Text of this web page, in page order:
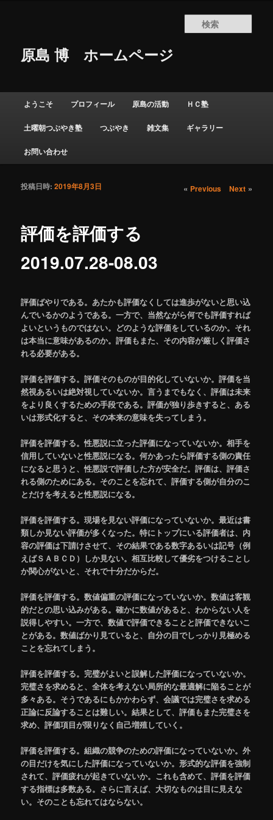
原島 博ホームページ
索
メインメニュー
メインコンテンツへ移動
サブコンテンツへ移動
ようこそ プロフィール 原島の活動 ＨＣ塾
土曜朝つぶやき塾 つぶやき 雑文集 ギャラリー
お問い合わせ
投稿ナビゲーショ
« Previous Next»
評価を評価する
2019.07.28-08.03
投稿日時:2019年8月3日
評価ばやりである。あたかも評価なくしては進歩がないと思い込
んでいるかのようである。一方で、当然ながら何でも評価すれば
よいというものではない。どのような評価をしているのか。それ
は本当に意味があるのか。評価もまた、その内容が厳しく評価さ
れる必要がある。
評価を評価する。評価そのものが目的化していないか。評価を当
然視あるいは絶対視していないか。言うまでもなく、評価は未来
をより良くするための手段である。評価が独り歩きすると、ある
いは形式化すると、その本来の意味を失ってしまう。
評価を評価する。性悪説に立った評価になっていないか。相手を
信用していないと性悪説になる。何かあったら評価する側の責任
になると思うと、性悪説で評価した方が安全だ。評価は、評価さ
れる側のためにある。そのことを忘れて、評価する側が自分のこ
とだけを考えると性悪説になる。
評価を評価する。現場を見ない評価になっていないか。最近は書
類しか見ない評価が多くなった。特にトップにいる評価者は、内
容の評価は下請けさせて、その結果である数字あるいは記号（例
えばＳＡＢＣＤ）しか見ない。相互比較して優劣をつけることし
か関心がないと、それで十分だからだ。
評価を評価する。数値偏重の評価になっていないか。数値は客観
的だとの思い込みがある。確かに数値があると、わからない人を
説得しやすい。一方で、数値で評価できることと評価できないこ
とがある。数値ばかり見ていると、自分の目でしっかり見極める
ことを忘れてしまう。
評価を評価する。完璧がよいと誤解した評価になっていないか。
完璧さを求めると、全体を考えない局所的な最適解に陥ることが
多々ある。そうであるにもかかわらず、会議では完璧さを求める
正論に反論することは難しい。結果として、評価もまた完璧さを
求め、評価項目が限りなく自己増殖していく。
評価を評価する。組織の競争のための評価になっていないか。外
の目だけを気にした評価になっていないか。形式的な評価を強制
されて、評価疲れが起きていないか。これも含めて、評価を評価
する指標は多数ある。さらに言えば、大切なものは目に見えな
い。そのことも忘れてはならない。